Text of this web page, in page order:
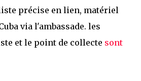
précise en lien, matériel
via l'ambassade. les
et le point de collecte sont